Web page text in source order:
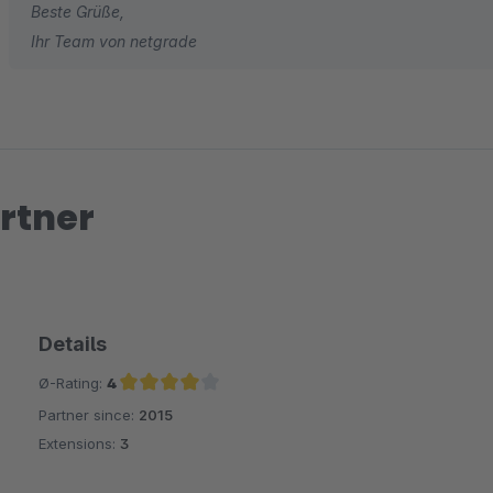
Beste Grüße,
Ihr Team von netgrade
Details
Ø-Rating: 4
Average rating of 4 out of 5 stars
Partner since: 2015
Extensions: 3